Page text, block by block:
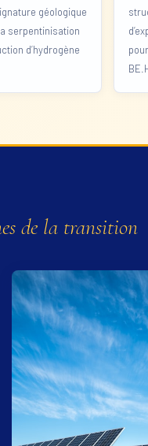
géologique
serpentinisation
d’hydrogène
de la transition